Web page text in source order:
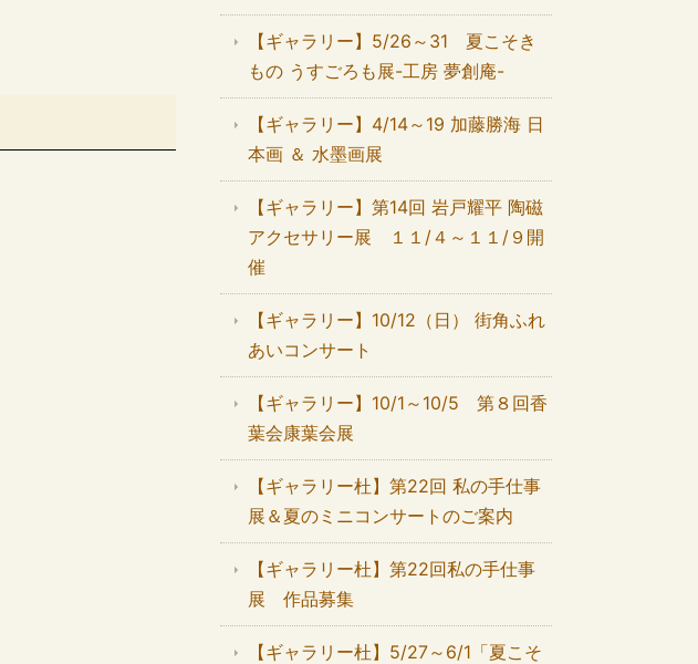
【ギャラリー】5/26～31 夏こそき
もの うすごろも展-工房 夢創庵-
【ギャラリー】4/14～19 加藤勝海 日
本画 ＆ 水墨画展
【ギャラリー】第14回 岩戸耀平 陶磁
アクセサリー展 １１/４～１１/９開
催
【ギャラリー】10/12（日） 街角ふれ
あいコンサート
【ギャラリー】10/1～10/5 第８回香
葉会康葉会展
【ギャラリー杜】第22回 私の手仕事
展＆夏のミニコンサートのご案内
【ギャラリー杜】第22回私の手仕事
展 作品募集
【ギャラリー杜】5/27～6/1「夏こそ